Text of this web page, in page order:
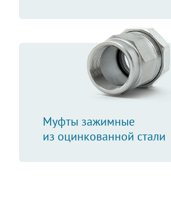
Муфты зажимные
из оцинкованной стали